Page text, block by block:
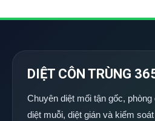
DIỆT CÔN TRÙNG
Chuyên diệt mối tận gốc,
diệt muỗi, diệt gián và kiểm